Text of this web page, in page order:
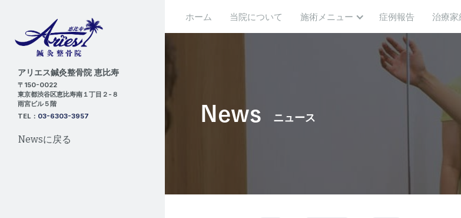
ホーム 当院について 施術メニュー 症例報告 治療家
アリエス鍼灸整骨院 恵比寿
〒150-0022
東京都渋谷区恵比寿南１丁目２-８
雨宮ビル５階
TEL： 03-6303-3957
Newsに戻る
News ニュース